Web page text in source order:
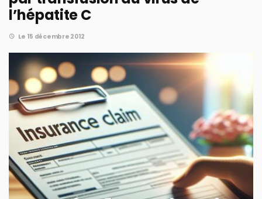
l’hépatite C
Le 15 décembre 2012